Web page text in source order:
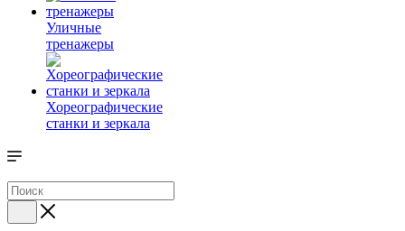
Уличные
тренажеры
Хореографические
станки и зеркала